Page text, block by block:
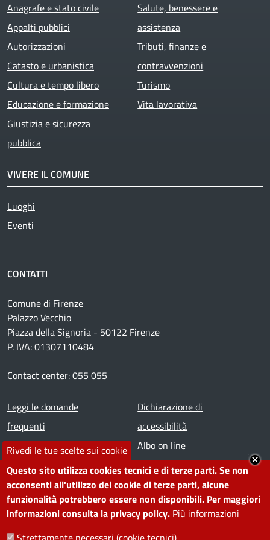
Rivedi le tue scelte sui cookie
Questo sito utilizza cookies tecnici e di terze parti. Se non
acconsenti all'utilizzo dei cookie di terze parti, alcune
funzionalità potrebbero essere non disponibili. Per maggiori
informazioni consulta la privacy policy. Più informazioni
Anagrafe e stato civile
Appalti pubblici
Autorizzazioni
Catasto e urbanistica
Cultura e tempo libero
Educazione e formazione
Giustizia e sicurezza
pubblica
Salute, benessere e
assistenza
Tributi, finanze e
contravvenzioni
Turismo
Vita lavorativa
VIVERE IL COMUNE
Luoghi
Eventi
CONTATTI
Comune di Firenze
Palazzo Vecchio
Piazza della Signoria - 50122 Firenze
P. IVA: 01307110484
Contact center: 055 055
Footer menu
Leggi le domande
frequenti
Prenota appuntamento
Segnala disservizio
Amministrazione
trasparente
Note legali
Dichiarazione di
accessibilità
Albo on line
Redazione web
Piano di miglioramento dei
servizi
Contatti